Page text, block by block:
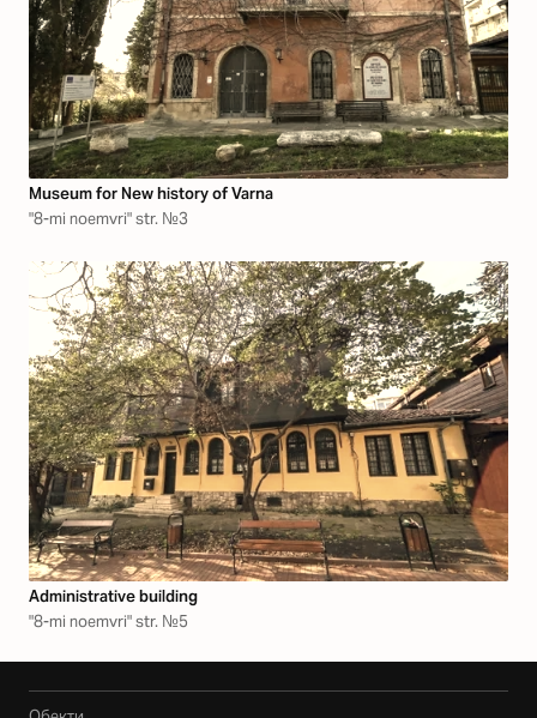
Museum for New history of Varna
"8-mi noemvri" str. №3
Аdministrative building
"8-mi noemvri" str. №5